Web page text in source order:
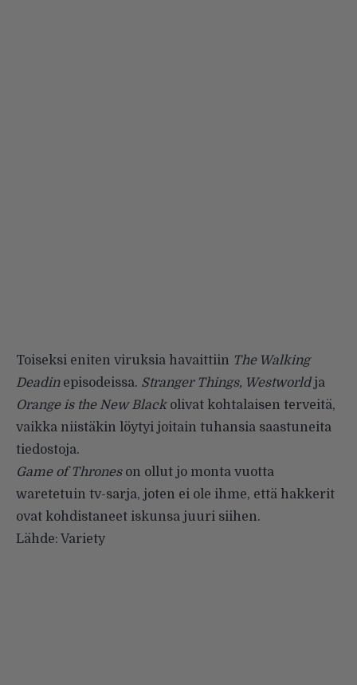
Toiseksi eniten viruksia havaittiin The Walking
Deadinepisodeissa. Stranger Things, Westworldja
Orange is the New Blackolivat kohtalaisen terveitä,
vaikka niistäkin löytyi joitain tuhansia saastuneita
tiedostoja.
Game of Throneson ollut jo monta vuotta
waretetuin tv-sarja, joten ei ole ihme, että hakkerit
ovat kohdistaneet iskunsa juuri siihen.
Lähde: Variety